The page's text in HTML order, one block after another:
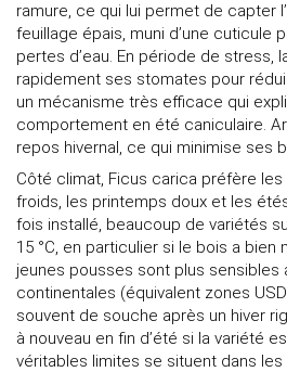
ramure, ce qui lui permet de capter
feuillage épais, muni d’une cuticule
pertes d’eau. En période de stress,
rapidement ses stomates pour
un mécanisme très efficace qui
comportement en été caniculaire.
repos hivernal, ce qui minimise ses
Côté climat, Ficus carica préfère
froids, les printemps doux et les
fois installé, beaucoup de variétés
15 °C, en particulier si le bois a bien
jeunes pousses sont plus sensibles
continentales (équivalent zones
souvent de souche après un hiver
à nouveau en fin d’été si la variété
véritables limites se situent dans